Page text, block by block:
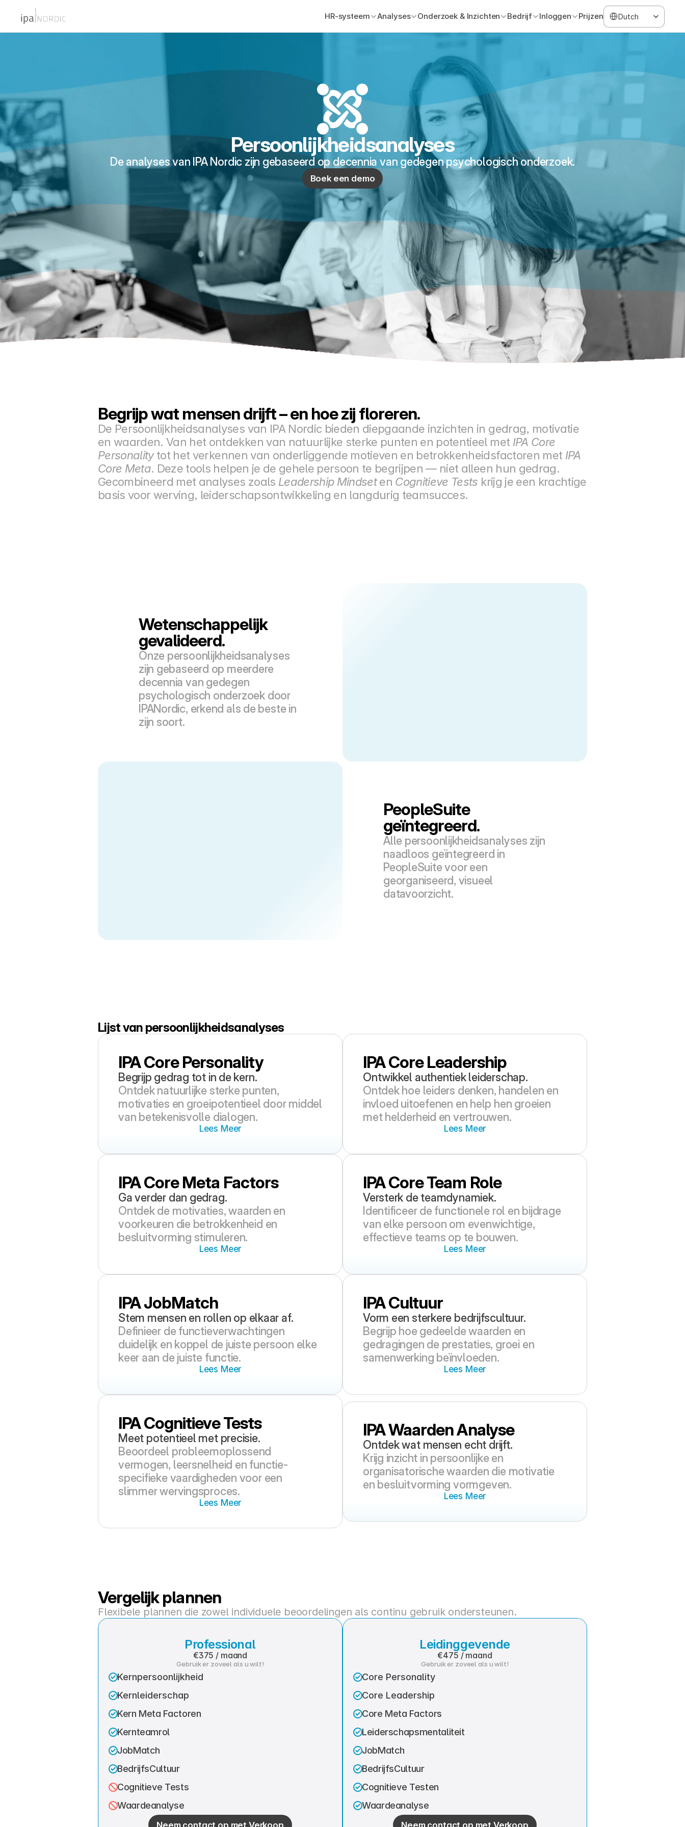
HR-systeem Analyses Onderzoek & Inzichten Bedrijf Inloggen Prijzen
Select Language
Dutch
Persoonlijkheidsanalyses
De analyses van IPA Nordic zijn gebaseerd op decennia van gedegen psychologisch onderzoek.
Boek een demo
Begrijp wat mensen drijft – en hoe zij floreren.
De Persoonlijkheidsanalyses van IPA Nordic bieden diepgaande inzichten in gedrag, motivatie
en waarden. Van het ontdekken van natuurlijke sterke punten en potentieel met IPA Core
Personality tot het verkennen van onderliggende motieven en betrokkenheidsfactoren met IPA
Core Meta. Deze tools helpen je de gehele persoon te begrijpen — niet alleen hun gedrag.
Gecombineerd met analyses zoals Leadership Mindset en Cognitieve Tests krijg je een krachtige
basis voor werving, leiderschapsontwikkeling en langdurig teamsucces.
Wetenschappelijk
gevalideerd.
Onze persoonlijkheidsanalyses
zijn gebaseerd op meerdere
decennia van gedegen
psychologisch onderzoek door
IPANordic, erkend als de beste in
zijn soort.
PeopleSuite
geïntegreerd.
Alle persoonlijkheidsanalyses zijn
naadloos geïntegreerd in
PeopleSuite voor een
georganiseerd, visueel
datavoorzicht.
Lijst van persoonlijkheidsanalyses
IPA Core Personality
Begrijp gedrag tot in de kern.
Ontdek natuurlijke sterke punten,
motivaties en groeipotentieel door middel
van betekenisvolle dialogen.
Lees Meer
IPA Core Leadership
Ontwikkel authentiek leiderschap.
Ontdek hoe leiders denken, handelen en
invloed uitoefenen en help hen groeien
met helderheid en vertrouwen.
Lees Meer
IPA Core Meta Factors
Ga verder dan gedrag.
Ontdek de motivaties, waarden en
voorkeuren die betrokkenheid en
besluitvorming stimuleren.
Lees Meer
IPA Core Team Role
Versterk de teamdynamiek.
Identificeer de functionele rol en bijdrage
van elke persoon om evenwichtige,
effectieve teams op te bouwen.
Lees Meer
IPA JobMatch
Stem mensen en rollen op elkaar af.
Definieer de functieverwachtingen
duidelijk en koppel de juiste persoon elke
keer aan de juiste functie.
Lees Meer
IPA Cultuur
Vorm een sterkere bedrijfscultuur.
Begrijp hoe gedeelde waarden en
gedragingen de prestaties, groei en
samenwerking beïnvloeden.
Lees Meer
IPA Cognitieve Tests
Meet potentieel met precisie.
Beoordeel probleemoplossend
vermogen, leersnelheid en functie-
specifieke vaardigheden voor een
slimmer wervingsproces.
Lees Meer
IPA Waarden Analyse
Ontdek wat mensen echt drijft.
Krijg inzicht in persoonlijke en
organisatorische waarden die motivatie
en besluitvorming vormgeven.
Lees Meer
Vergelijk plannen
Flexibele plannen die zowel individuele beoordelingen als continu gebruik ondersteunen.
Professional
€375 / maand
Gebruik er zoveel als u wilt!
Kernpersoonlijkheid
Kernleiderschap
Kern Meta Factoren
Kernteamrol
JobMatch
BedrijfsCultuur
Cognitieve Tests
Waardeanalyse
Neem contact op met Verkoop
Leidinggevende
€475 / maand
Gebruik er zoveel als u wilt!
Core Personality
Core Leadership
Core Meta Factors
Leiderschapsmentaliteit
JobMatch
BedrijfsCultuur
Cognitieve Testen
Waardeanalyse
Neem contact op met Verkoop